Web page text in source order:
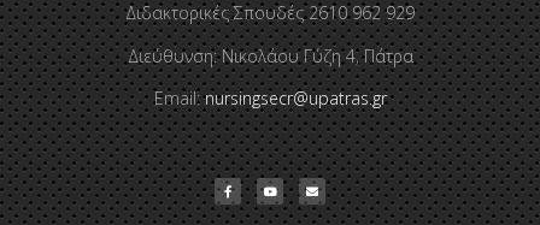
Διδακτορικές Σπουδές 2610 962 929
Διεύθυνση: Νικολάου Γύζη 4, Πάτρα
Email:nursingsecr@upatras.gr